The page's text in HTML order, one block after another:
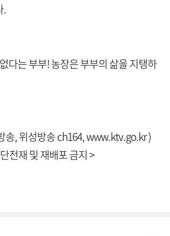
.
다는 부부! 농장은 부부의 삶을 지탱하
송, 위성방송 ch164,www.ktv.go.kr)
전재 및 재배포 금지 >